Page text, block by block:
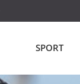
SPORT